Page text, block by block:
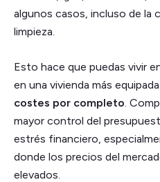
algunos casos, incluso de la
limpieza.
Esto hace que puedas vivir
en una vivienda más equipada
costes por completo.
mayor control del
estrés financiero,
donde los precios del
elevados.